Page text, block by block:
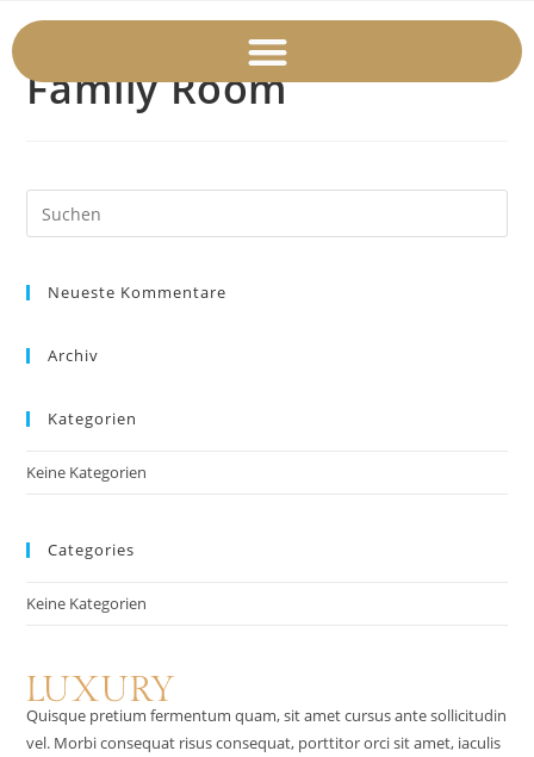
Family Room
Neueste Kommentare
Archiv
Kategorien
Keine Kategorien
Categories
Keine Kategorien
Quisque pretium fermentum quam, sit amet cursus ante sollicitudin
vel. Morbi consequat risus consequat, porttitor orci sit amet, iaculis